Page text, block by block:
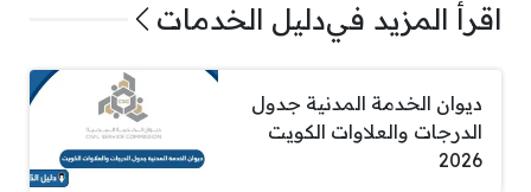
اقرأ المزيد فيدليل الخدمات
ديوان الخدمة المدنية جدول
الدرجات والعلاوات الكويت
2026